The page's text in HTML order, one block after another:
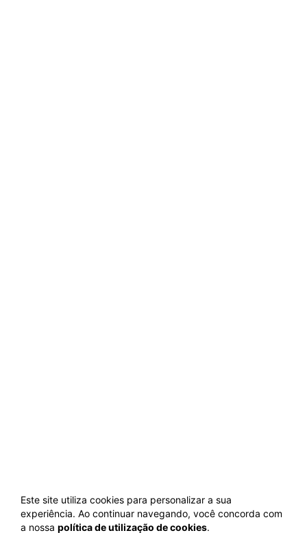
Este site utiliza cookies para personalizar a sua
experiência. Ao continuar navegando, você concorda com
a nossa política de utilização de cookies.